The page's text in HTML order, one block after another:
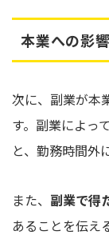
本業への影
次に、副業が本
す。副業によっ
と、勤務時間外
また、 副業で得
あることを伝え